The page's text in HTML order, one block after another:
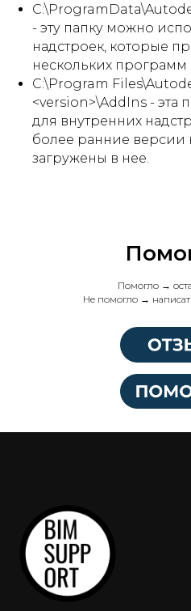
- эту папку можно
надстроек, которые
нескольких
C:\Program
<version>\AddIns - эта
для внутренних
более ранние версии
загружены в нее.
Помогло →
Не помогло →